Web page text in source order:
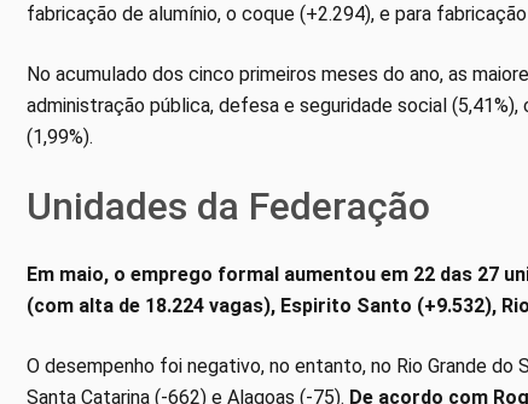
fabricação de alumínio, o coque (+2.294), e para
No acumulado dos cinco primeiros meses do ano, as
administração pública, defesa e seguridade social
(1,99%).
Unidades da Federação
Em maio, o emprego formal aumentou em 22 das 27
(com alta de 18.224 vagas), Espirito Santo (+9.532),
O desempenho foi negativo, no entanto, no Rio Grande do
Santa Catarina (-662) e Alagoas (-75). De acordo com